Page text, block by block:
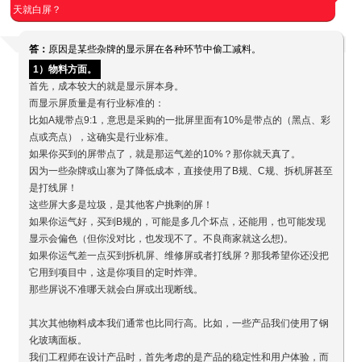
天就白屏？
答： 原因是某些杂牌的显示屏在各种环节中偷工减料。
1）物料方面。
首先，成本较大的就是显示屏本身。
而显示屏质量是有行业标准的：
比如A规带点9:1，意思是采购的一批屏里面有10%是带点的（黑点、彩
点或亮点），这确实是行业标准。
如果你买到的屏带点了，就是那运气差的10%？那你就天真了。
因为一些杂牌或山寨为了降低成本，直接使用了B规、C规、拆机屏甚至
是打线屏！
这些屏大多是垃圾，是其他客户挑剩的屏！
如果你运气好，买到B规的，可能是多几个坏点，还能用，也可能发现
显示会偏色（但你没对比，也发现不了。不良商家就这么想)。
如果你运气差一点买到拆机屏、维修屏或者打线屏？那我希望你还没把
它用到项目中，这是你项目的定时炸弹。
那些屏说不准哪天就会白屏或出现断线。
其次其他物料成本我们通常也比同行高。比如，一些产品我们使用了钢
化玻璃面板。
我们工程师在设计产品时，首先考虑的是产品的稳定性和用户体验，而